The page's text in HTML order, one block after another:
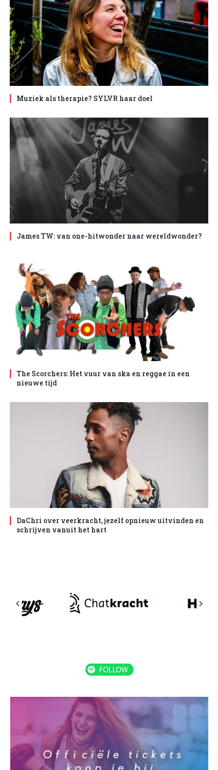
Muziek als therapie? SYLVR haar doel
James TW: van one-hitwonder naar wereldwonder?
The Scorchers: Het vuur van ska en reggae in een
nieuwe tijd
DaChri over veerkracht, jezelf opnieuw uitvinden en
schrijven vanuit het hart